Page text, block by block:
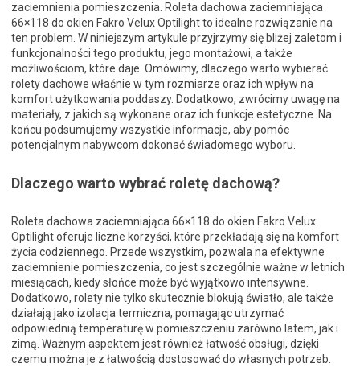
zaciemnienia pomieszczenia. Roleta dachowa zaciemniająca
66×118 do okien Fakro Velux Optilight to idealne rozwiązanie na
ten problem. W niniejszym artykule przyjrzymy się bliżej zaletom i
funkcjonalności tego produktu, jego montażowi, a także
możliwościom, które daje. Omówimy, dlaczego warto wybierać
rolety dachowe właśnie w tym rozmiarze oraz ich wpływ na
komfort użytkowania poddaszy. Dodatkowo, zwrócimy uwagę na
materiały, z jakich są wykonane oraz ich funkcje estetyczne. Na
końcu podsumujemy wszystkie informacje, aby pomóc
potencjalnym nabywcom dokonać świadomego wyboru.
Dlaczego warto wybrać roletę dachową?
Roleta dachowa zaciemniająca 66×118 do okien Fakro Velux
Optilight oferuje liczne korzyści, które przekładają się na komfort
życia codziennego. Przede wszystkim, pozwala na efektywne
zaciemnienie pomieszczenia, co jest szczególnie ważne w letnich
miesiącach, kiedy słońce może być wyjątkowo intensywne.
Dodatkowo, rolety nie tylko skutecznie blokują światło, ale także
działają jako izolacja termiczna, pomagając utrzymać
odpowiednią temperaturę w pomieszczeniu zarówno latem, jak i
zimą. Ważnym aspektem jest również łatwość obsługi, dzięki
czemu można je z łatwością dostosować do własnych potrzeb.